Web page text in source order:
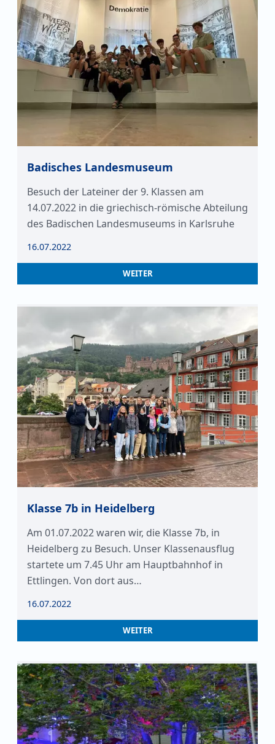
Badisches Landesmuseum
Besuch der Lateiner der 9. Klassen am
14.07.2022 in die griechisch-römische Abteilung
des Badischen Landesmuseums in Karlsruhe
16.07.2022
WEITER
Klasse 7b in Heidelberg
Am 01.07.2022 waren wir, die Klasse 7b, in
Heidelberg zu Besuch. Unser Klassenausflug
startete um 7.45 Uhr am Hauptbahnhof in
Ettlingen. Von dort aus…
16.07.2022
WEITER